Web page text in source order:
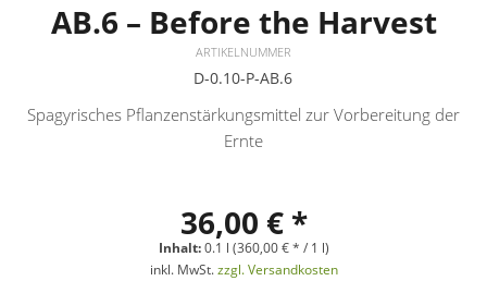
AB.6 – Before the Harvest
ARTIKELNUMMER
D-0.10-P-AB.6
Spagyrisches Pflanzenstärkungsmittel zur Vorbereitung der
Ernte
36,00 € *
Inhalt:0.1 l (360,00 € * / 1 l)
inkl. MwSt.zzgl. Versandkosten